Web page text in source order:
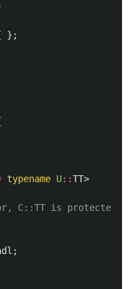
};
typename U::TT>
C::TT is protected
;